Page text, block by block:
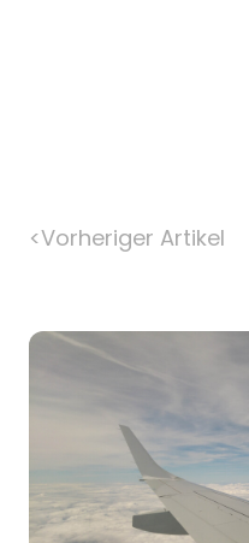
<Vorheriger Artikel